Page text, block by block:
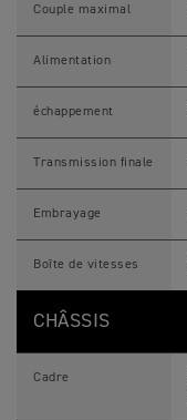
Couple maximal
Alimentation
échappement
Transmission finale
Embrayage
Boîte de vitesses
CHÂSSIS
Cadre